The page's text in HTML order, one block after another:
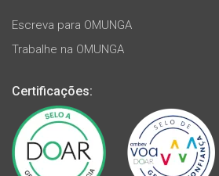
Escreva para OMUNGA
Trabalhe na OMUNGA
Certificações: